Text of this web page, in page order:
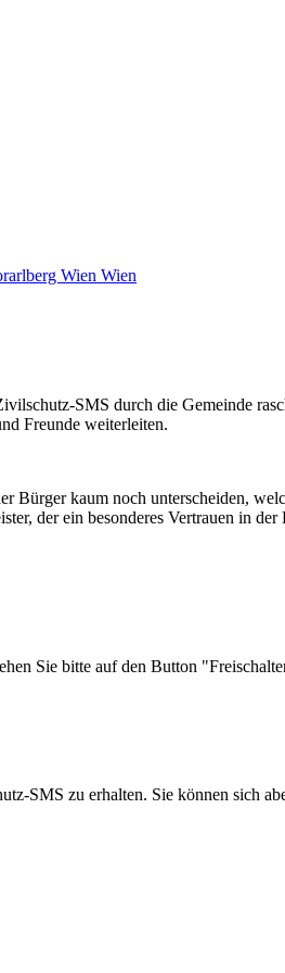
Wien Wien
SMS durch die Gemeinde
Freunde weiterleiten.
kaum noch unterscheiden,
der ein besonderes Vertrauen in
Sie bitte auf den Button
SMS zu erhalten. Sie können sich